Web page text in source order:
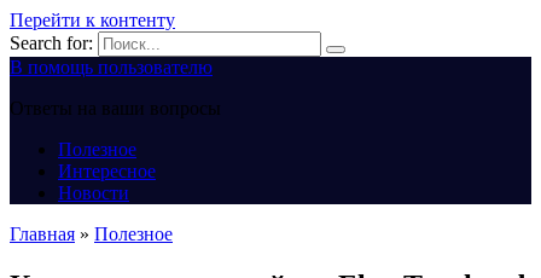
Перейти к контенту
Search for:
В помощь пользователю
Ответы на ваши вопросы
Полезное
Интересное
Новости
Главная » Полезное